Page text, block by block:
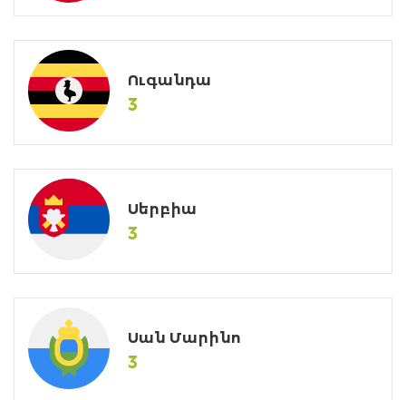
Ուգանդա
3
Սերբիա
3
Սան Մարինո
3